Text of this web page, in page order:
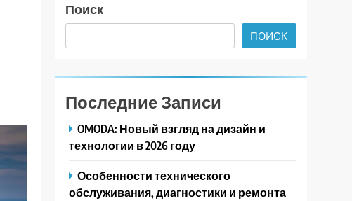
Поиск
ПОИСК
Последние Записи
OMODA: Новый взгляд на дизайн и
технологии в 2026 году
Особенности технического
обслуживания, диагностики и ремонта